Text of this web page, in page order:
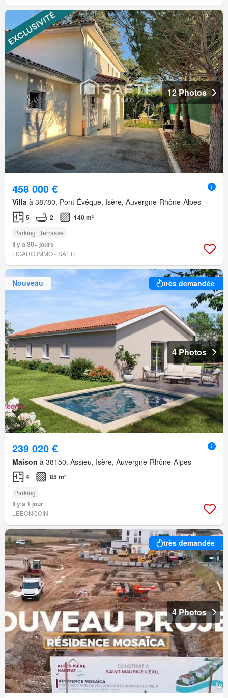
12 Photos
458 000 €
Villa à 38780, Pont-Évêque, Isère, Auvergne-Rhône-Alpes
5 2 140 m²
Parking Terrasse
Il y a 30+ jours
FIGARO IMMO - SAFTI
Nouveau très demandée
4 Photos
239 020 €
Maison à 38150, Assieu, Isère, Auvergne-Rhône-Alpes
4 85 m²
Parking
Il y a 1 jour
LEBONCOIN
très demandée
4 Photos